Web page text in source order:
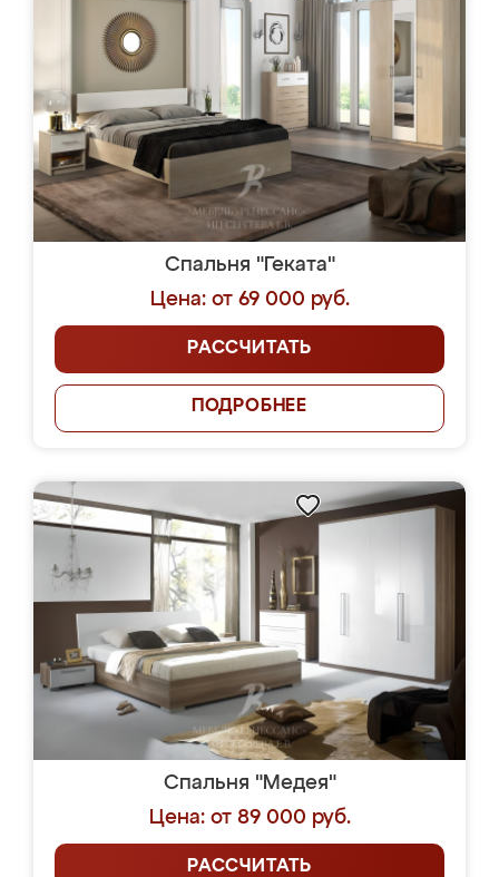
Спальня "Геката"
Цена: от 69 000 руб.
РАССЧИТАТЬ
ПОДРОБНЕЕ
Спальня "Медея"
Цена: от 89 000 руб.
РАССЧИТАТЬ